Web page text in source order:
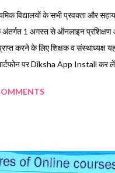
विद्यालयों के सभी प्रवक्ता और
अंतर्गत 1 अगस्त से ऑनलाइन प्रशिक्षण
करने के लिए शिक्षक व संस्थाध्यक्ष
पर Diksha App Install कर
अध्यापक एलटी सहित संस्थाध्यक्षो
अन्यथा पहले से इंस्टॉल एप को हटाकर